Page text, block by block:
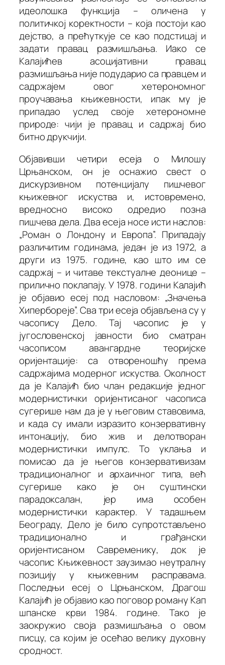
идеолошка функција – оличена у
политичкој коректности – која постоји као
дејство, а прећуткује се као подстицај и
задати правац размишљања. Иако се
Калајићев асоцијативни правац
размишљања није подударио са правцем и
садржајем овог хетерономног
проучавања књижевности, ипак му је
припадао услед својехетерономне
природе: чији је правац и садржај био
битно друкчији.
Објавивши четири есеја о Милошу
Црњанском, он је оснажио свест о
дискурзивном потенцијалу пишчевог
књижевног искуства и, истовремено,
вредносно високо одредио позна
пишчева дела. Два есеја носе исти наслов:
„Роман о Лондону и Европа”. Припадају
различитим годинама, један је из 1972, а
други из 1975. године, као што им се
садржај – и читаве текстуалне деонице –
прилично поклапају. У 1978. години Калајић
је објавио есеј под насловом: „Значења
Хипербореје”. Сва три есеја објављена су у
часопису Дело. Тај часопис је у
југословенској јавности био сматран
часописом авангардне теоријске
оријентације: са отвореношћу према
садржајима модерног искуства. Околност
да је Калајић био члан редакције једног
модернистички оријентисаног часописа
сугерише нам да је у његовим ставовима,
и када су имали изразито конзервативну
интонацију, био жив и делотворан
модернистички импулс. То уклања и
помисао да је његов конзервативизам
традиционалног и архаичног типа, већ
сугерише како је он суштински
парадоксалан, јер има особен
модернистички карактер. У тадашњем
Београду,Дело је било супротстављено
традиционално и грађански
оријентисаномСавременику, док је
часопис Књижевностзаузимао неутралну
позицију у књижевним расправама.
Последњи есеј о Црњанском, Драгош
Калајић је објавио као поговор роману Кап
шпанске
крви 1984. године. Тако је
заокружио своја размишљања о овом
писцу, са којим је осећао велику духовну
сродност.